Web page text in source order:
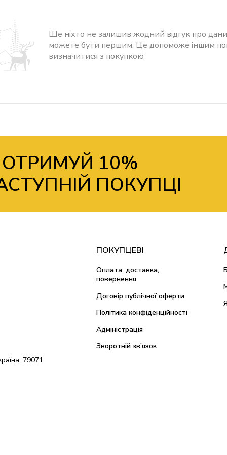
Ще ніхто не залишив жодний відгук про
можете бути першим. Це допоможе іншим
визначитися з покупкою
10%
ПОКУПЦІ
79071
ПОКУПЦЕВІ
Оплата, доставка,
повернення
Договір публічної оферти
Політика конфіденційності
Адміністрація
Зворотній зв’язок